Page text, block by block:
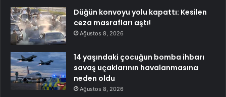
Düğün konvoyu yolu kapattı: Kesilen
ceza masrafları aştı!
Ağustos 8, 2026
14 yaşındaki çocuğun bomba ihbarı
savaş uçaklarının havalanmasına
neden oldu
Ağustos 8, 2026